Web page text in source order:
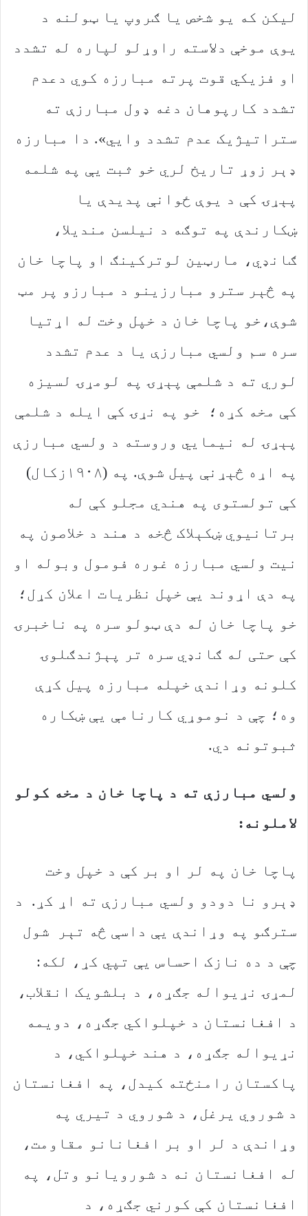
لیکن که یو شخص یا ګروپ یا ټولنه د
یوې موخې دلاسته راوړلو لپاره له تشدد
او فزیکي قوت پرته مبارزه کوي دعدم
تشدد کارپوهان دغه ډول مبارزې ته
ستراتیژیک عدم تشدد وایي». دا مبارزه
ډېر زوړ تاریخ لري خو ثبت یې په شلمه
پېړۍ کې د یوې ځوانې پدیدې یا
ښکارندې په توګه د نیلسن مندیلا،
ګانډي، مارټین لوترکینګ او پاچا خان
په څېر سترو مبارزینو د مبارزو پر مټ
شوې،خو پاچا خان د خپل وخت له اړتیا
سره سم ولسي مبارزې یا د عدم تشدد
لوري ته د شلمې پېړۍ په لومړۍ لسیزه
کې مخه کړه؛ خو په نړۍ کې ایله د شلمې
پېړۍ له نیمايي وروسته د ولسي مبارزې
په اړه څېړنې پیل شوې. په (۱۹۰۸زکال)
کې تولستوی په هندي مجلو کې له
برتانیوي ښکېلاک څخه د هند د خلاصون په
نیت ولسي مبارزه غوره فومول وبوله او
په دې اړوند یې خپل نظریات اعلان کړل؛
خو پاچا خان له دې ټولو سره په ناخبرۍ
کې حتی له ګانډي سره تر پېژندګلوۍ
کلونه وړاندې خپله مبارزه پیل کړې
وه؛ چې د نوموړي کارنامې یې ښکاره
ثبوتونه دي.
ولسي مبارزې ته د پاچا خان د مخه کولو
لاملونه:
پاچا خان په لر او بر کې د خپل وخت
ډېرو نا دودو ولسي مبارزې ته اړ کړ. د
سترګو په وړاندې یې داسې څه تېر شول
چې د ده نازک احساس یې تپي کړ، لکه:
لمړۍ نړیواله جګړه، د بلشویک انقلاب،
د افغانستان د خپلواکي جګړه، دویمه
نړیواله جګړه، د هند خپلواکي، د
پاکستان رامنځته کیدل، په افغانستان
د شوروي یرغل، د شوروي د تیري په
وړاندې د لر او بر افغانانو مقاومت،
له افغانستان نه د شورویانو وتل، په
افغانستان کې کورني جګړه، د